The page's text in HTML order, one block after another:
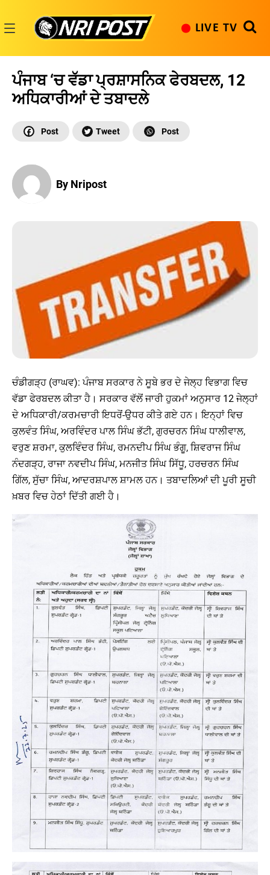
content
LIVE TV
ਪੰਜਾਬ ‘ਚ ਵੱਡਾ ਪ੍ਰਸ਼ਾਸਨਿਕ ਫੇਰਬਦਲ, 12
ਅਧਿਕਾਰੀਆਂ ਦੇ ਤਬਾਦਲੇ
By Nripost
ਚੰਡੀਗੜ੍ਹ (ਰਾਘਵ): ਪੰਜਾਬ ਸਰਕਾਰ ਨੇ ਸੂਬੇ ਭਰ ਦੇ ਜੇਲ੍ਹ ਵਿਭਾਗ ਵਿਚ
ਵੱਡਾ ਫੇਰਬਦਲ ਕੀਤਾ ਹੈ। ਸਰਕਾਰ ਵੱਲੋਂ ਜਾਰੀ ਹੁਕਮਾਂ ਅਨੁਸਾਰ 12 ਜੇਲ੍ਹਾਂ
ਦੇ ਅਧਿਕਾਰੀ/ਕਰਮਚਾਰੀ ਇਧਰੋਂ-ਉਧਰ ਕੀਤੇ ਗਏ ਹਨ। ਇਨ੍ਹਾਂ ਵਿਚ
ਕੁਲਵੰਤ ਸਿੰਘ, ਅਰਵਿੰਦਰ ਪਾਲ ਸਿੰਘ ਭੱਟੀ, ਗੁਰਚਰਨ ਸਿੰਘ ਧਾਲੀਵਾਲ,
ਵਰੁਣ ਸ਼ਰਮਾ, ਕੁਲਵਿੰਦਰ ਸਿੰਘ, ਰਮਨਦੀਪ ਸਿੰਘ ਭੰਗੂ, ਸ਼ਿਵਰਾਜ ਸਿੰਘ
ਨੰਦਗੜ੍ਹ, ਰਾਜਾ ਨਵਦੀਪ ਸਿੰਘ, ਮਨਜੀਤ ਸਿੰਘ ਸਿੱਧੂ, ਹਰਚਰਨ ਸਿੰਘ
ਗਿੱਲ, ਸੁੱਚਾ ਸਿੰਘ, ਆਦਰਸ਼ਪਾਲ ਸ਼ਾਮਲ ਹਨ। ਤਬਾਦਲਿਆਂ ਦੀ ਪੂਰੀ ਸੂਚੀ
ਖ਼ਬਰ ਵਿਚ ਹੇਠਾਂ ਦਿੱਤੀ ਗਈ ਹੈ।